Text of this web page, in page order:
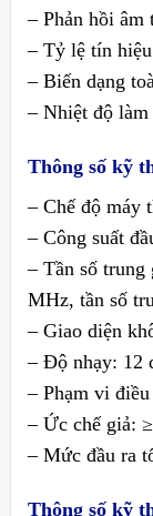
– Phản hồi
– Tỷ lệ tín
– Biến dạng
– Nhiệt độ
Thông số kỹ
– Chế độ máy
– Công suất
– Tần số trung
MHz, tần số
– Giao diện
– Độ nhạy: 12
– Phạm vi
– Ức chế giả:
– Mức đầu ra
Thông số kỹ